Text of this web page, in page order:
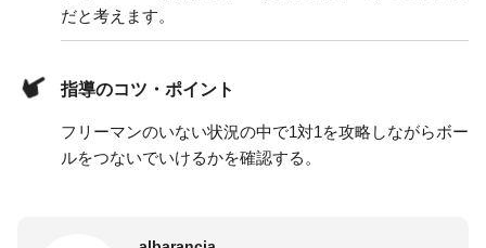
だと考えます。
指導のコツ・ポイント
フリーマンのいない状況の中で1対1を攻略しながらボー
ルをつないでいけるかを確認する。